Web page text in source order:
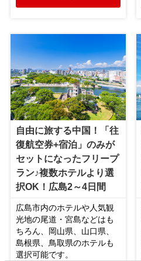
自由に旅する中国！「往
復航空券+宿泊」のみが
セットになったフリープ
ラン♪複数ホテルより選
択OK！広島2～4日間
広島市内のホテルや人気観
光地の尾道・宮島などはも
ちろん、岡山県、山口県、
島根県、鳥取県のホテルも
選択可能です。